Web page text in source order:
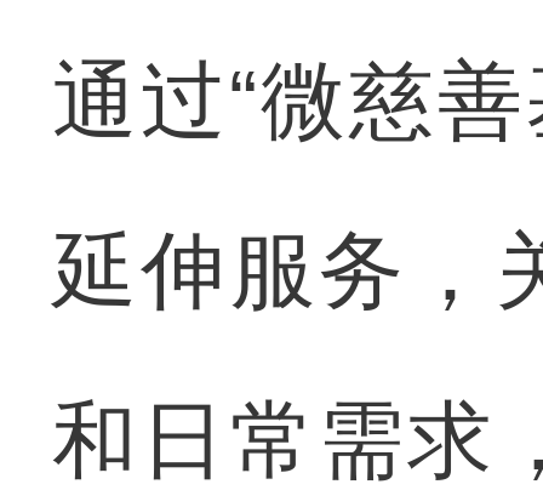
通过“微慈善
延伸服务，
和日常需求